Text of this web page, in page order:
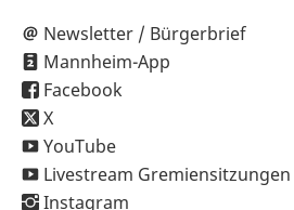
Newsletter / Bürgerbrief
Mannheim-App
Facebook
X
YouTube
Livestream Gremiensitzungen
Instagram